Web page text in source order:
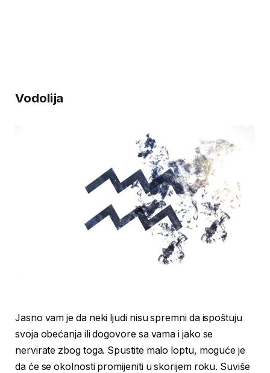
Vodolija
Jasno vam je da neki ljudi nisu spremni da ispoštuju
svoja obećanja ili dogovore sa vama i jako se
nervirate zbog toga. Spustite malo loptu, moguće je
da će se okolnosti promijeniti u skorijem roku. Suviše